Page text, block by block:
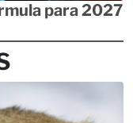
para 2027